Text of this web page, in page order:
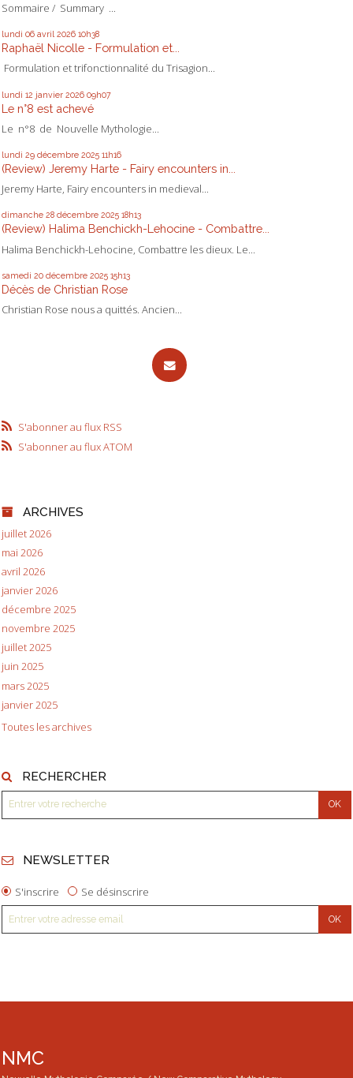
Sommaire / Summary ...
lundi 06 avril 2026 10h38
Raphaël Nicolle - Formulation et...
Formulation et trifonctionnalité du Trisagion...
lundi 12 janvier 2026 09h07
Le n°8 est achevé
Le n°8 de Nouvelle Mythologie...
lundi 29 décembre 2025 11h16
(Review) Jeremy Harte - Fairy encounters in...
Jeremy Harte, Fairy encounters in medieval...
dimanche 28 décembre 2025 18h13
(Review) Halima Benchickh-Lehocine - Combattre...
Halima Benchickh-Lehocine, Combattre les dieux. Le...
samedi 20 décembre 2025 15h13
Décès de Christian Rose
Christian Rose nous a quittés. Ancien...
S'abonner au flux RSS
S'abonner au flux ATOM
ARCHIVES
juillet 2026
mai 2026
avril 2026
janvier 2026
décembre 2025
novembre 2025
juillet 2025
juin 2025
mars 2025
janvier 2025
Toutes les archives
RECHERCHER
NEWSLETTER
S'inscrire Se désinscrire
NMC